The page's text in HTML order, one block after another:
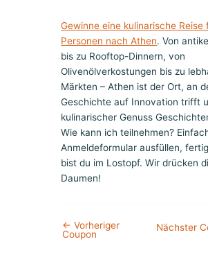
Gewinne eine kulinarische Reise
Personen nach Athen. Von
bis zu Rooftop-Dinnern, von
Olivenölverkostungen bis zu
Märkten – Athen ist der Ort, an
Geschichte auf Innovation trifft
kulinarischer Genuss
Wie kann ich teilnehmen?
Anmeldeformular ausfüllen,
bist du im Lostopf. Wir drücken
Daumen!
← Vorheriger
Coupon
Nächster